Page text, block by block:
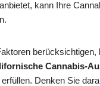
kann Ihre
berücksichtigen,
Cannabis-
Denken Sie